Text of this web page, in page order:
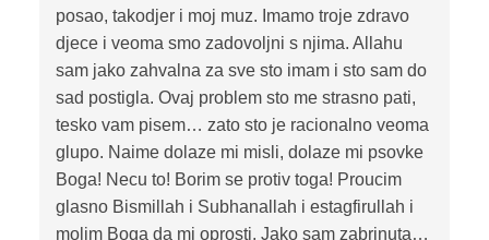
posao, takodjer i moj muz. Imamo troje zdravo
djece i veoma smo zadovoljni s njima. Allahu
sam jako zahvalna za sve sto imam i sto sam do
sad postigla. Ovaj problem sto me strasno pati,
tesko vam pisem… zato sto je racionalno veoma
glupo. Naime dolaze mi misli, dolaze mi psovke
Boga! Necu to! Borim se protiv toga! Proucim
glasno Bismillah i Subhanallah i estagfirullah i
molim Boga da mi oprosti. Jako sam zabrinuta…